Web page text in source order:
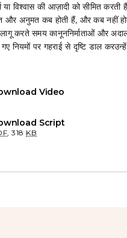
या विश्वास की आज़ादी को सीमित
और अनुमत कब होती हैं, और कब नहीं
करते समय कानूननिर्माताओं और
नियमों पर गहराई से दृष्टि डाल
Video
Scriptfor 8. धर्म या
,318 KB